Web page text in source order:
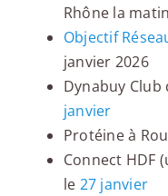
Rhône la
Objectif
janvier 2026
Dynabuy
janvier
Protéine à
Connect HDF
le 27 janvier